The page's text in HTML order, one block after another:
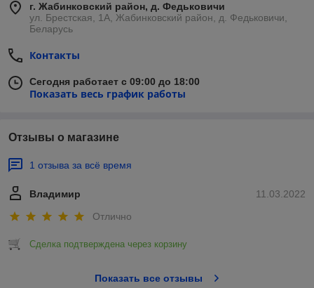
г. Жабинковский район, д. Федьковичи
ул. Брестская, 1А, Жабинковский район, д. Федьковичи,
Беларусь
Контакты
Сегодня работает с 09:00 до 18:00
Показать весь график работы
Отзывы о магазине
1 отзыва за всё время
11.03.2022
Владимир
Отлично
Сделка подтверждена через корзину
Показать все отзывы